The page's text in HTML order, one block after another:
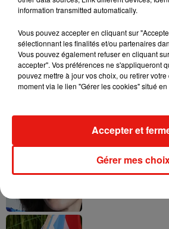
Benny Blanco
Becky G sur son
Escapade à
Laura Pausini :
Arena de Paris
information transmitted automatically.
Vous pouvez accepter en cliquant sur
sélectionnant les finalités et/ou partenaires
Vous pouvez également refuser en cliquant
accepter". Vos préférences ne s'appliqueront
pouvez mettre à jour vos choix, ou retirer
moment via le lien "Gérer les cookies" situé
Gérer mes
Accepter et